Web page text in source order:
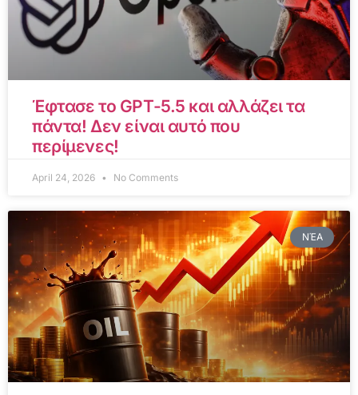
Έφτασε το GPT-5.5 και αλλάζει τα
πάντα! Δεν είναι αυτό που
περίμενες!
April 24, 2026 No Comments
ΝΈΑ